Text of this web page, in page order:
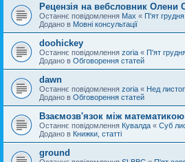
Рецензія на вебсловник Олени
Останнє повідомлення Max « П'ят
Додано в Мовні консультації
doohickey
Останнє повідомлення zoria « П'ят
Додано в Обговорення статей
dawn
Останнє повідомлення zoria « Нед
Додано в Обговорення статей
Взаємозв'язок між
Останнє повідомлення Кувалда « Суб
Додано в Книжки, статті
ground